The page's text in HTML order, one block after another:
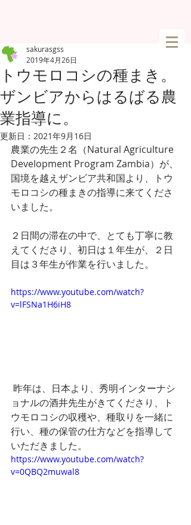
トウモロコシの種まき。
ザンビアからはるばる農
業指導に。
sakurasgss
2019年4月26日
更新日： 2021年9月16日
農業の先生２名（Natural Agriculture
Development Program Zambia）が、
国境を越えザンビア共和国より、トウ
モロコシの種まきの指導に来てくださ
いました。
２日間の滞在の中で、とても丁寧に教
えてくださり、初日は１年生が、２日
目は３年生が作業を行いました。
https://www.youtube.com/watch?
v=lFSNa1H6iH8
ョナルの酒井先生がきてくださり、ト
ウモロコシの収穫や、種取りを一緒に
行い、種の保管の仕方などを指導して
いただきました。
https://www.youtube.com/watch?
v=0QBQ2muwal8